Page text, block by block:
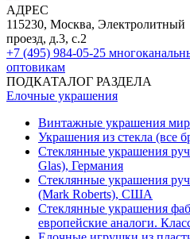
АДРЕС
115230, Москва, Электролитный
проезд, д.3, с.2
+7 (495) 984-05-25
оптовикам
ПОДКАТАЛОГ РАЗДЕЛА
Елочные украшения
Винтажные украшения
Украшения из стекла (все
Стеклянные украшения
Glas), Германия
Стеклянные украшения
(Mark Roberts), США
Стеклянные украшения
европейские аналоги.